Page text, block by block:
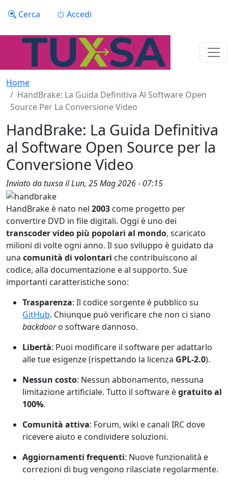
Menu profilo utente
Cerca Accedi
Home
HandBrake: La Guida Definitiva Al Software Open
Source Per La Conversione Video
HandBrake: La Guida Definitiva
al Software Open Source per la
Conversione Video
Inviato datuxsailLun, 25 Mag 2026 - 07:15
HandBrake è nato nel 2003 come progetto per
convertire DVD in file digitali. Oggi è uno dei
transcoder video più popolari al mondo, scaricato
milioni di volte ogni anno. Il suo sviluppo è guidato da
una comunità di volontari che contribuiscono al
codice, alla documentazione e al supporto. Sue
importanti caratteristiche sono:
Trasparenza: Il codice sorgente è pubblico su
GitHub. Chiunque può verificare che non ci siano
backdooro software dannoso.
Libertà: Puoi modificare il software per adattarlo
alle tue esigenze (rispettando la licenza GPL-2.0).
Nessun costo: Nessun abbonamento, nessuna
limitazione artificiale. Tutto il software ègratuito al
100%.
Comunità attiva: Forum, wiki e canali IRC dove
ricevere aiuto e condividere soluzioni.
Aggiornamenti frequenti: Nuove funzionalità e
correzioni di bug vengono rilasciate regolarmente.